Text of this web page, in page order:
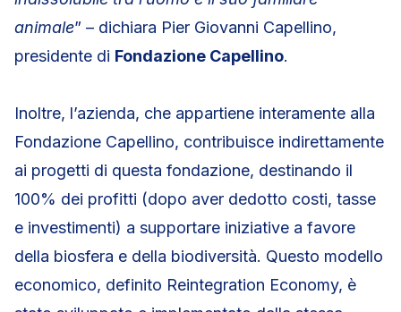
animale” – dichiara Pier Giovanni Capellino,
presidente di Fondazione Capellino.
Inoltre, l’azienda, che appartiene interamente alla
Fondazione Capellino, contribuisce indirettamente
ai progetti di questa fondazione, destinando il
100% dei profitti (dopo aver dedotto costi, tasse
e investimenti) a supportare iniziative a favore
della biosfera e della biodiversità. Questo modello
economico, definito Reintegration Economy, è